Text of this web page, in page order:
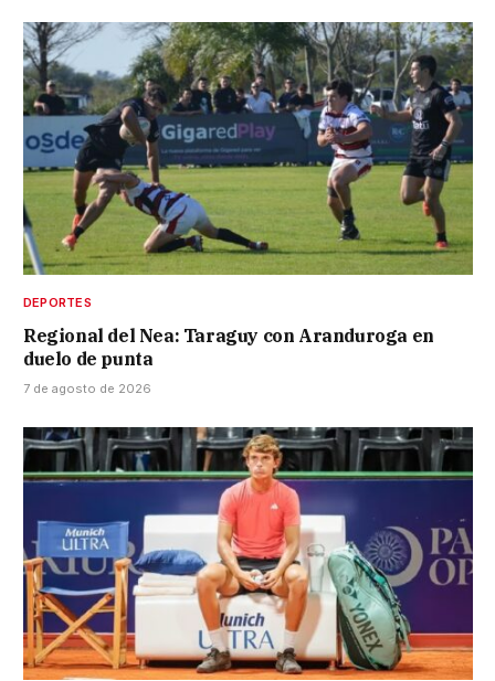
DEPORTES
Regional del Nea: Taraguy con Aranduroga en
duelo de punta
7 de agosto de 2026